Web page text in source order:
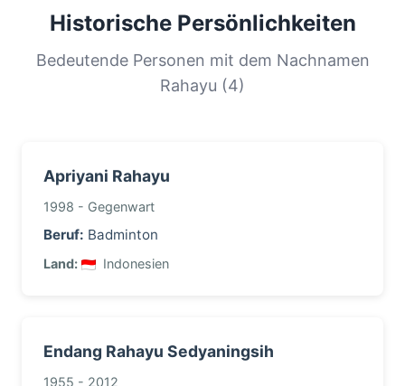
von einem großen Teil der Bevölkerung geteilt.
Diese Verteilung hilft uns, die Ursprünge und
Migrationsgeschichte von Familien mit diesem
Historische Persönlichkeiten
Bedeutende Personen mit dem Nachnamen
Rahayu (4)
Apriyani Rahayu
1998 - Gegenwart
Beruf: Badminton
Land: Indonesien
Endang Rahayu Sedyaningsih
1955 - 2012